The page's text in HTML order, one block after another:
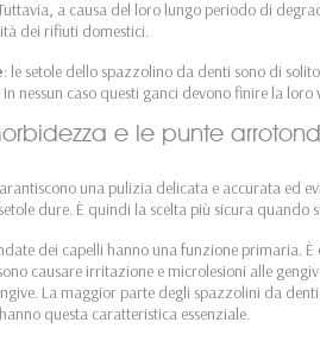
a causa del loro lungo periodo di
dei rifiuti domestici.
: le setole dello spazzolino da denti sono di
nessun caso questi ganci devono finire la loro
e le punte
una pulizia delicata e accurata ed
dure. È quindi la scelta più sicura quando
dei capelli hanno una funzione primaria.
causare irritazione e microlesioni alle
La maggior parte degli spazzolini da
questa caratteristica essenziale.